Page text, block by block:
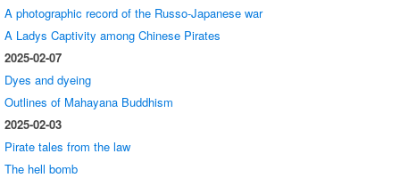
A photographic record of the Russo-Japanese war
A Ladys Captivity among Chinese Pirates
2025-02-07
Dyes and dyeing
Outlines of Mahayana Buddhism
2025-02-03
Pirate tales from the law
The hell bomb